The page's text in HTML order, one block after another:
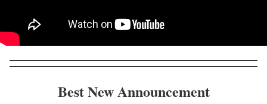
Best New Announcement